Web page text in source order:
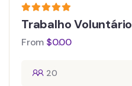
Trabalho Voluntário
From $0.00
20